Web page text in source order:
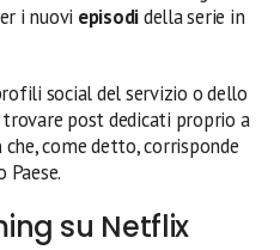
i nuovi episodidella serie in
social del servizio o dello
post dedicati proprio a
che, come detto, corrisponde
su Netflix